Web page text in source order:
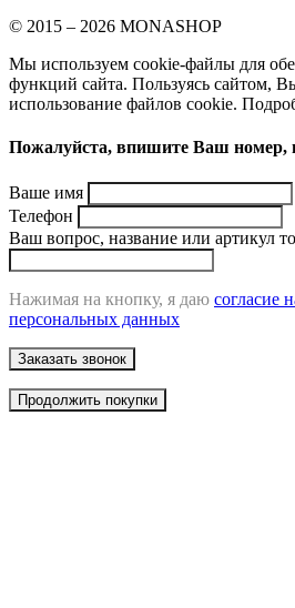
© 2015 – 2026 MONASHOP
Мы используем cookie-файлы для
функций сайта. Пользуясь сайтом,
использование файлов cookie.
Пожалуйста, впишите Ваш номер,
Ваше имя
Телефон
Ваш вопрос, название или артикул
Нажимая на кнопку, я даю согласие
персональных данных
Заказать звонок
Продолжить покупки